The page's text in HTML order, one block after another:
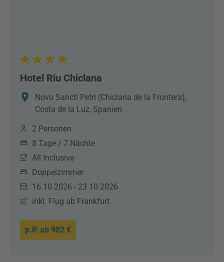
Hotel Riu Chiclana
Novo Sancti Petri (Chiclana de la Frontera),
Costa de la Luz, Spanien
2 Personen
8 Tage / 7 Nächte
All Inclusive
Doppelzimmer
16.10.2026 - 23.10.2026
inkl. Flug ab Frankfurt
p.P. ab 982 €